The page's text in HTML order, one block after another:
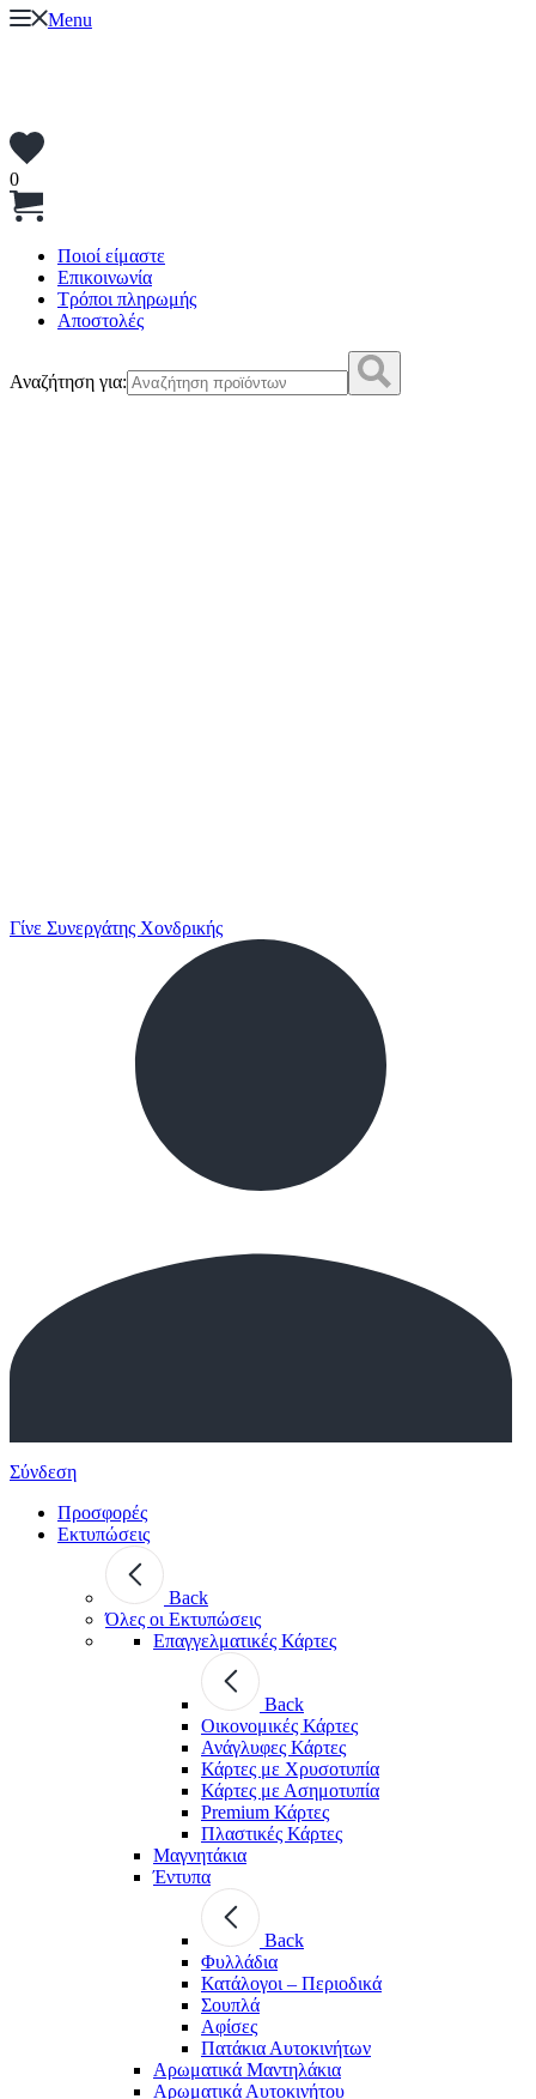
Menu
0
Ποιοί είμαστε
Επικοινωνία
Τρόποι πληρωμής
Αποστολές
Αναζήτηση για:
Γίνε Συνεργάτης Χονδρικής
Σύνδεση
Προσφορές
Εκτυπώσεις
Back
Όλες οι Εκτυπώσεις
Επαγγελματικές Κάρτες
Back
Οικονομικές Κάρτες
Ανάγλυφες Κάρτες
Κάρτες με Χρυσοτυπία
Κάρτες με Ασημοτυπία
Premium Κάρτες
Πλαστικές Κάρτες
Μαγνητάκια
Έντυπα
Back
Φυλλάδια
Κατάλογοι – Περιοδικά
Σουπλά
Αφίσες
Πατάκια Αυτοκινήτων
Αρωματικά Μαντηλάκια
Αρωματικά Αυτοκινήτου